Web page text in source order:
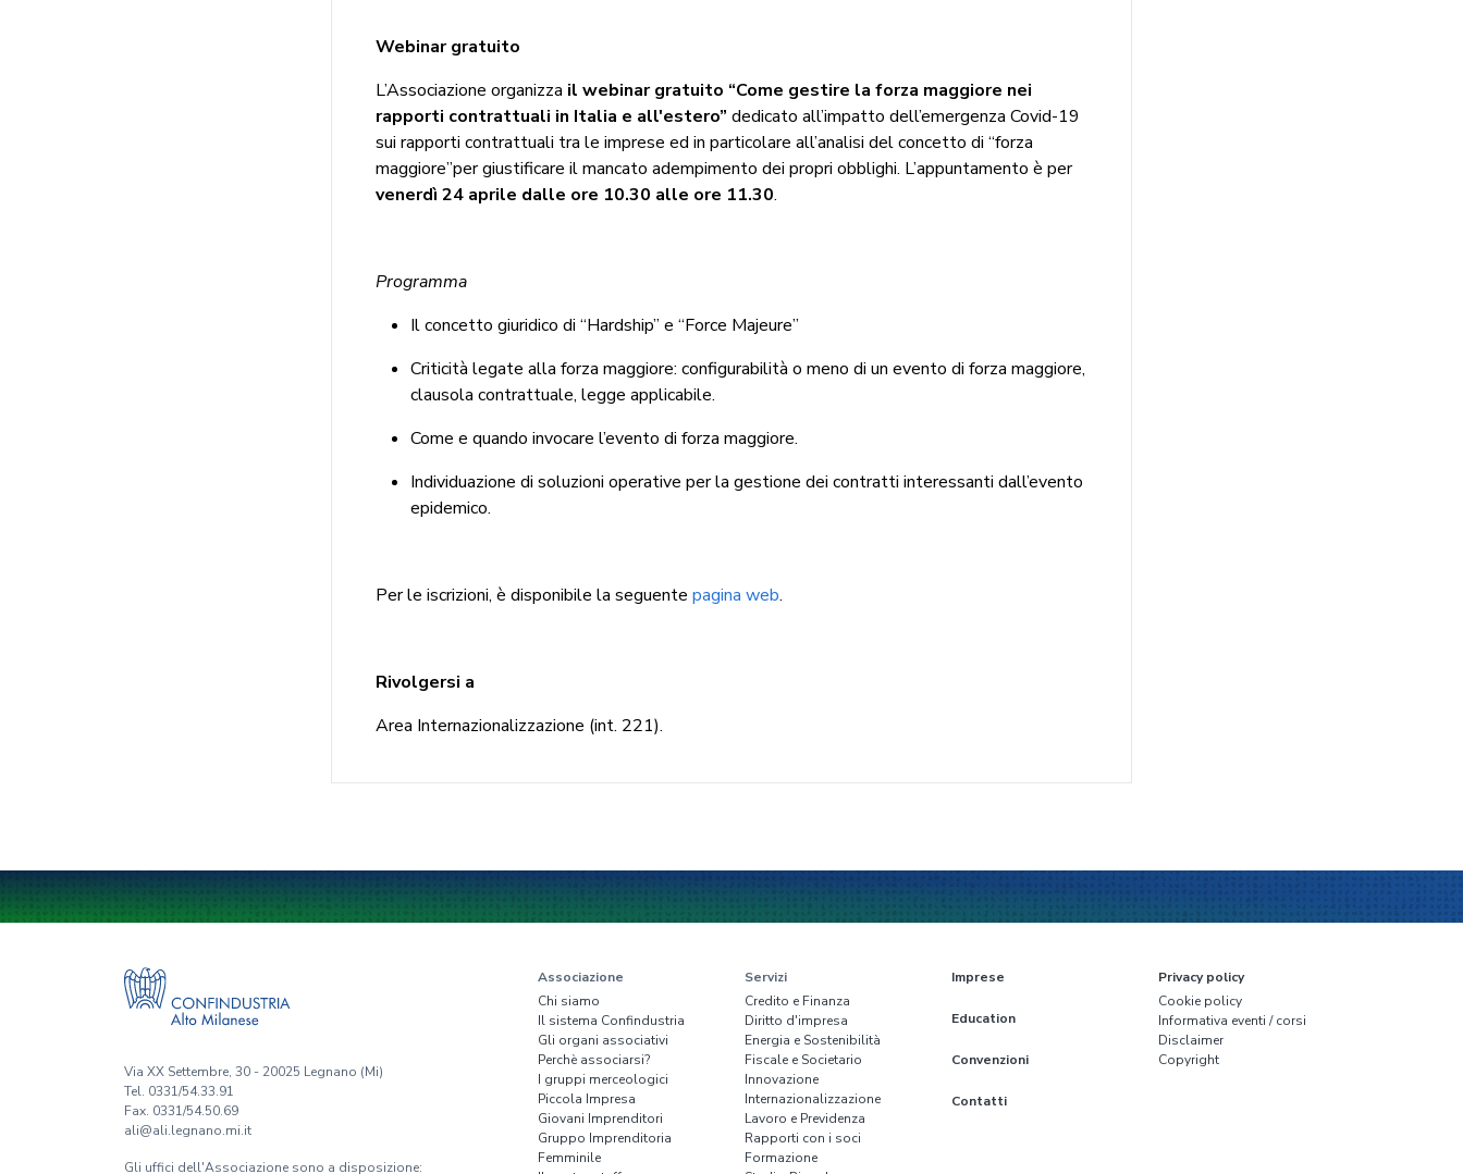
Webinar gratuito
L’Associazione organizza il webinar gratuito “Come gestire la forza maggiore nei
rapporti contrattuali in Italia e all'estero” dedicato all’impatto dell’emergenza Covid-19
sui rapporti contrattuali tra le imprese ed in particolare all’analisi del concetto di “forza
maggiore”per giustificare il mancato adempimento dei propri obblighi. L’appuntamento è per
venerdì 24 aprile dalle ore 10.30 alle ore 11.30.
Programma
Il concetto giuridico di “Hardship” e “Force Majeure”
Criticità legate alla forza maggiore: configurabilità o meno di un evento di forza maggiore,
clausola contrattuale, legge applicabile.
Come e quando invocare l’evento di forza maggiore.
Individuazione di soluzioni operative per la gestione dei contratti interessanti dall’evento
epidemico.
Per le iscrizioni, è disponibile la seguente pagina web.
Rivolgersi a
Area Internazionalizzazione (int. 221).
Via XX Settembre, 30 - 20025 Legnano (Mi)
Tel. 0331/54.33.91
Fax. 0331/54.50.69
ali@ali.legnano.mi.it
Gli uffici dell'Associazione sono a disposizione:
Associazione
Chi siamo
Il sistema Confindustria
Gli organi associativi
Perchè associarsi?
I gruppi merceologici
Piccola Impresa
Giovani Imprenditori
Gruppo Imprenditoria
Femminile
Servizi
Credito e Finanza
Diritto d'impresa
Energia e Sostenibilità
Fiscale e Societario
Innovazione
Internazionalizzazione
Lavoro e Previdenza
Rapporti con i soci
Formazione
Imprese
Education
Convenzioni
Contatti
Privacy policy
Cookie policy
Informativa eventi / corsi
Disclaimer
Copyright